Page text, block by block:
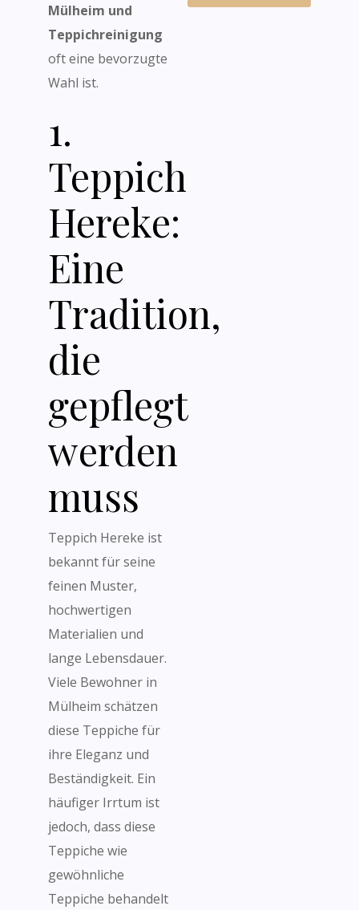
Mülheim und
Teppichreinigung
oft eine bevorzugte
Wahl ist.
1.
Teppich
Hereke:
Eine
Tradition,
die
gepflegt
werden
muss
Teppich Hereke ist
bekannt für seine
feinen Muster,
hochwertigen
Materialien und
lange Lebensdauer.
Viele Bewohner in
Mülheim schätzen
diese Teppiche für
ihre Eleganz und
Beständigkeit. Ein
häufiger Irrtum ist
jedoch, dass diese
Teppiche wie
gewöhnliche
Teppiche behandelt